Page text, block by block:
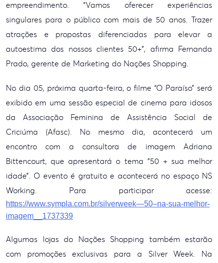
empreendimento. “Vamos oferecer experiências
singulares para opúblico com mais de 50 anos. Trazer
atrações e propostas diferenciadas para elevar a
autoestima dos nossos clientes 50+”, afirma Fernanda
Prado, gerente de Marketing do Nações Shopping.
No dia 05, próxima quarta-feira, o filme “O Paraíso” será
exibido em uma sessão especial de cinema para idosos
da Associação Feminina de Assistência Social de
Criciúma (Afasc). No mesmo dia, acontecerá um
encontro com a consultora de imagem Adriana
Bittencourt, que apresentará o tema “50 + sua melhor
idade”. O eventoé gratuito e acontecerá no espaço NS
Working. Para participar acesse:
https://www.sympla.com.br/silverweek—50–na-sua-melhor-
imagem__1737339
Algumas lojas do NaçõesShopping também estarão
com promoções exclusivas para a Silver Week. Na